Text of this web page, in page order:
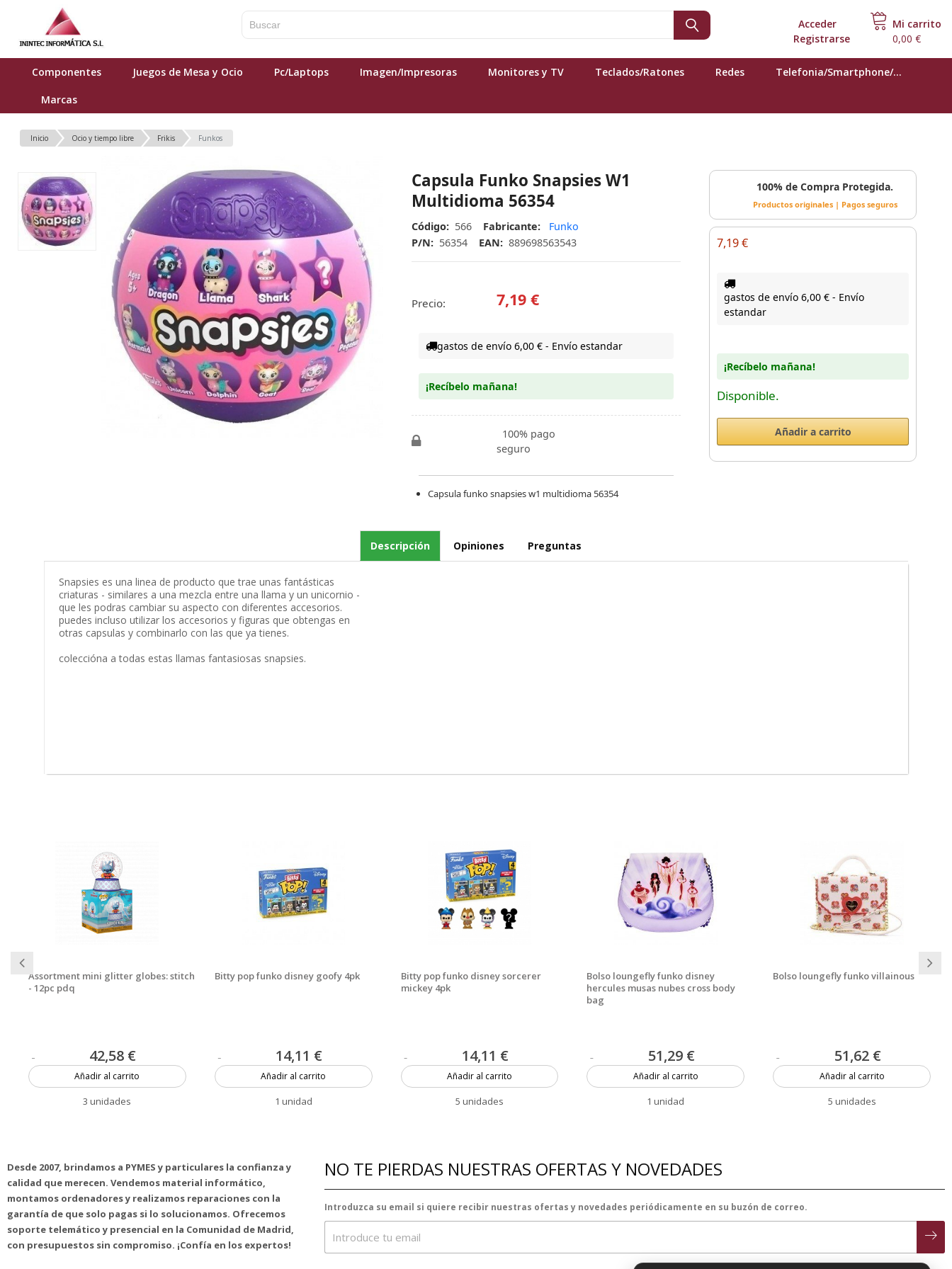
Mi carrito
0,00 €
Accedero
Registrarse
Componentes Juegos de Mesa y Ocio Pc/Laptops Imagen/Impresoras Monitores y TV Teclados/Ratones Redes Telefonia/Smartphone/...
Marcas
Inicio Ocio y tiempo libre Frikis Funkos
Capsula Funko Snapsies W1
Multidioma 56354
Código: 566 Fabricante:
Funko
P/N: 56354 EAN: 889698563543
Precio: 7,19 €
gastos de envío 6,00 € - Envío estandar
¡Recíbelo mañana!
100% pago
seguro
Capsula funko snapsies w1 multidioma 56354
100% de Compra Protegida.
Productos originales | Pagos seguros
7,19 €
gastos de envío 6,00 € - Envío
estandar
¡Recíbelo mañana!
Disponible.
Descripción Opiniones Preguntas
Snapsies es una linea de producto que trae unas fantásticas
criaturas - similares a una mezcla entre una llama y un unicornio -
que les podras cambiar su aspecto con diferentes accesorios.
puedes incluso utilizar los accesorios y figuras que obtengas en
otras capsulas y combinarlo con las que ya tienes.
coleccióna a todas estas llamas fantasiosas snapsies.
Assortment mini glitter globes: stitch
- 12pc pdq
42,58 €
Añadir al carrito
3 unidades
Bitty pop funko disney goofy 4pk
14,11 €
Añadir al carrito
1 unidad
Bitty pop funko disney sorcerer
mickey 4pk
14,11 €
Añadir al carrito
5 unidades
Bolso loungefly funko disney
hercules musas nubes cross body
bag
51,29 €
Añadir al carrito
1 unidad
Bolso loungefly funko villainous
51,62 €
Añadir al carrito
5 unidades
Desde 2007, brindamos a PYMES y particulares la confianza y
calidad que merecen. Vendemos material informático,
montamos ordenadores y realizamos reparaciones con la
garantía de que solo pagas si lo solucionamos. Ofrecemos
soporte telemático y presencial en la Comunidad de Madrid,
con presupuestos sin compromiso. ¡Confía en los expertos!
NO TE PIERDAS NUESTRAS OFERTAS Y NOVEDADES
Introduzca su email si quiere recibir nuestras ofertas y novedades periódicamente en su buzón de correo.